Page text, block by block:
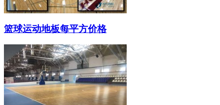
篮球运动地板每平方价格